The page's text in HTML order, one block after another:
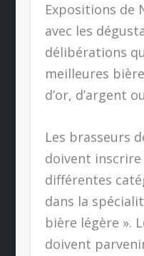
Expositions de
avec les
délibérations
meilleures
d’or, d’argent
Les brasseurs
doivent
différentes
dans la
bière légère ».
doivent